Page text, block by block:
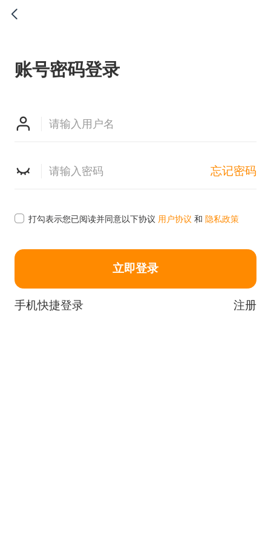

账号密码登录

 忘记密码
 打勾表示您已阅读并同意以下协议 用户协议 和 隐私政策
立即登录
手机快捷登录 注册